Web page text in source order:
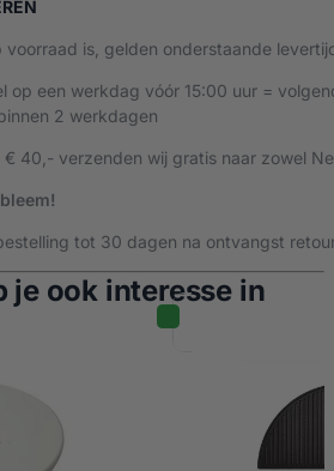
is, gelden onderstaande
op een werkdag vóór 15:00 uur =
2 werkdagen
40,- verzenden wij gratis naar zowel
tot 30 dagen na ontvangst
je ook interesse in